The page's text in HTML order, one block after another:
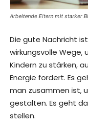
Arbeitende Eltern mit starker
Die gute Nachricht
wirkungsvolle Wege,
Kindern zu stärken,
Energie fordert. Es
man zusammen ist,
gestalten. Es geht
stellen.